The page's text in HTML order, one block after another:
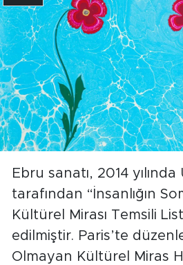
Ebru sanatı, 2014 yılında
tarafından “İnsanlığın
Kültürel Mirası Temsili
edilmiştir. Paris’te
Olmayan Kültürel Miras